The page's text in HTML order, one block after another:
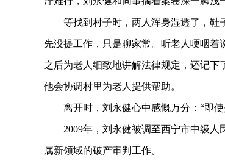
等找到村子时，两人浑身湿透了，鞋
先没提工作，只是聊家常。听老人哽咽着
之后为老人细致地讲解法律规定，还记下
他会协调村里为老人提供帮助。
离开时，刘永健心中感慨万分：“即使
2009年，刘永健被调至西宁市中级人
属新领域的破产审判工作。